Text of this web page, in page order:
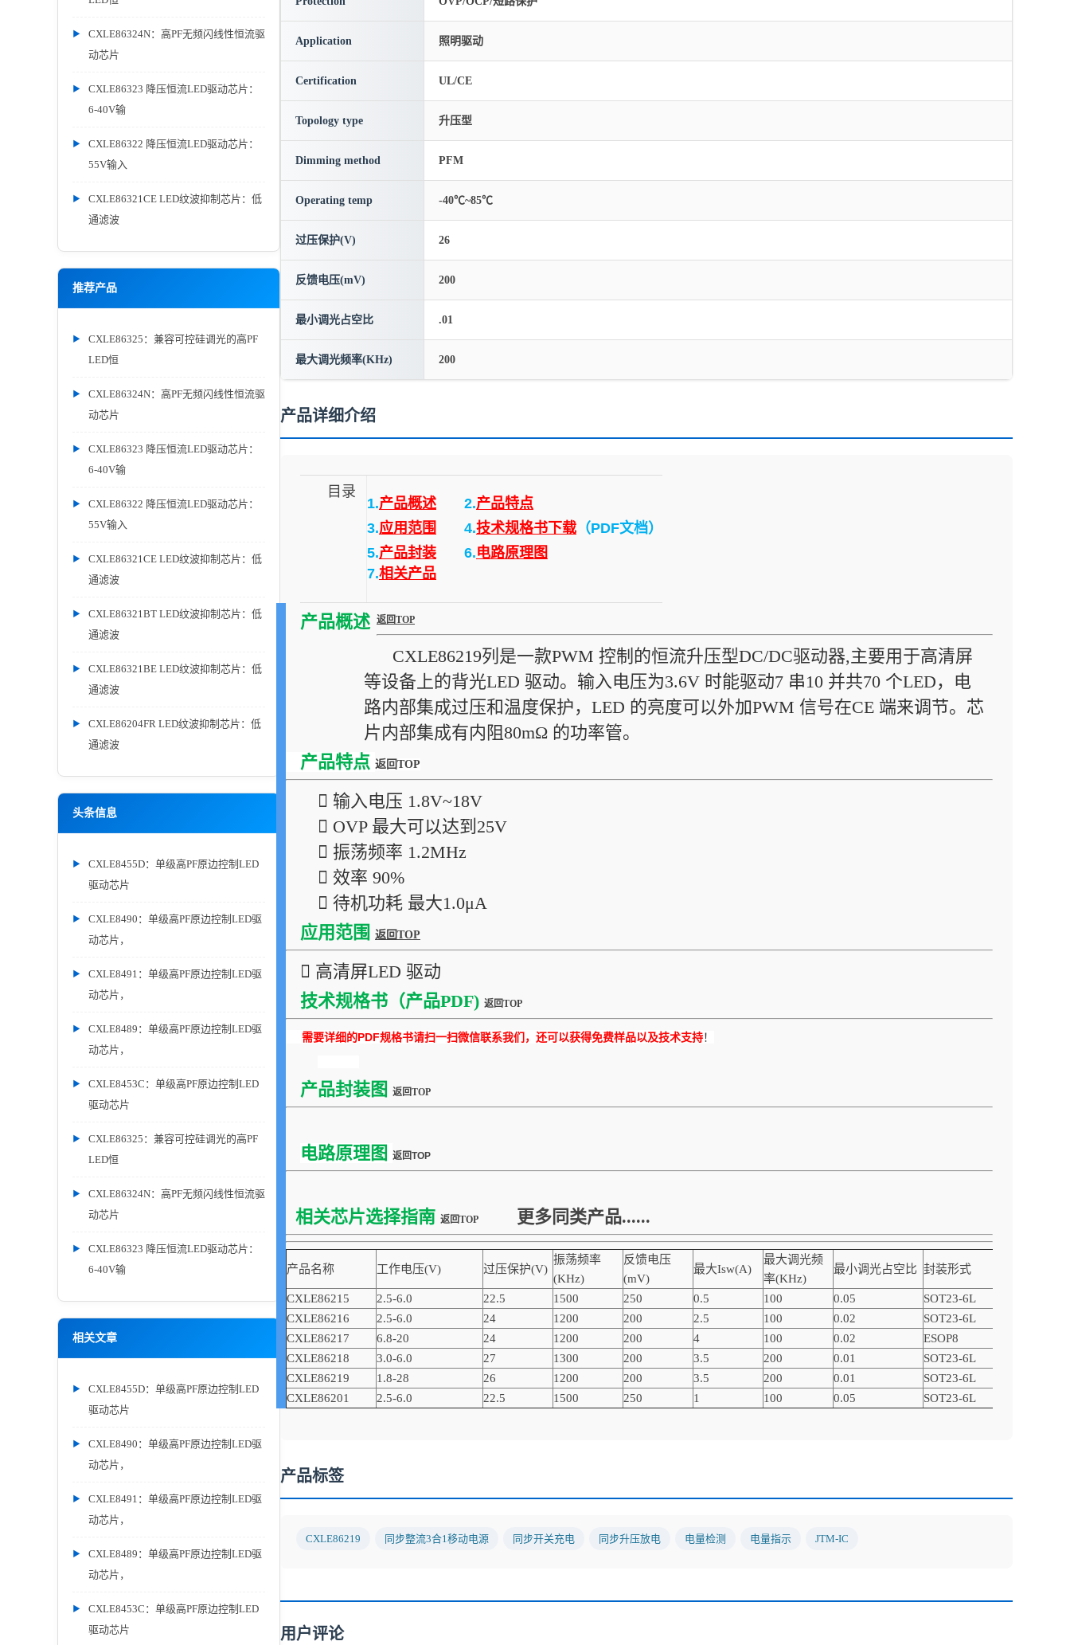
CXLE86324N：高PF无频闪线性恒流驱
动芯片
CXLE86323 降压恒流LED驱动芯片：
6-40V输
CXLE86322 降压恒流LED驱动芯片：
55V输入
CXLE86321CE LED纹波抑制芯片：低
通滤波
推荐产品
CXLE86325：兼容可控硅调光的高PF
LED恒
CXLE86324N：高PF无频闪线性恒流驱
动芯片
CXLE86323 降压恒流LED驱动芯片：
6-40V输
CXLE86322 降压恒流LED驱动芯片：
55V输入
CXLE86321CE LED纹波抑制芯片：低
通滤波
CXLE86321BT LED纹波抑制芯片：低
通滤波
CXLE86321BE LED纹波抑制芯片：低
通滤波
CXLE86204FR LED纹波抑制芯片：低
通滤波
头条信息
CXLE8455D：单级高PF原边控制LED
驱动芯片
CXLE8490：单级高PF原边控制LED驱
动芯片，
CXLE8491：单级高PF原边控制LED驱
动芯片，
CXLE8489：单级高PF原边控制LED驱
动芯片，
CXLE8453C：单级高PF原边控制LED
驱动芯片
CXLE86325：兼容可控硅调光的高PF
LED恒
CXLE86324N：高PF无频闪线性恒流驱
动芯片
CXLE86323 降压恒流LED驱动芯片：
6-40V输
相关文章
CXLE8455D：单级高PF原边控制LED
驱动芯片
CXLE8490：单级高PF原边控制LED驱
动芯片，
CXLE8491：单级高PF原边控制LED驱
动芯片，
CXLE8489：单级高PF原边控制LED驱
动芯片，
CXLE8453C：单级高PF原边控制LED
驱动芯片
Application 照明驱动
Certification UL/CE
Topology type 升压型
Dimming method PFM
Operating temp -40℃~85℃
过压保护(V) 26
反馈电压(mV) 200
最小调光占空比 .01
最大调光频率(KHz) 200
产品详细介绍
目录
1.产品概述 2.产品特点
3.应用范围 4.技术规格书下载 （PDF文档）
5.产品封装 6.电路原理图
7.相关产品
产品概述 返回TOP
CXLE86219列是一款PWM 控制的恒流升压型DC/DC驱动器,主要用于高清屏
等设备上的背光LED 驱动。输入电压为3.6V 时能驱动7 串10 并共70 个LED，电
路内部集成过压和温度保护，LED 的亮度可以外加PWM 信号在CE 端来调节。芯
片内部集成有内阻80mΩ 的功率管。
产品特点 返回TOP
 输入电压 1.8V~18V
 OVP 最大可以达到25V
 振荡频率 1.2MHz
 效率 90%
 待机功耗 最大1.0μA
应用范围 返回TOP
 高清屏LED 驱动
技术规格书（产品PDF) 返回TOP
需要详细的PDF规格书请扫一扫微信联系我们，还可以获得免费样品以及技术支持！
产品封装图 返回TOP
电路原理图 返回TOP
相关芯片选择指南 返回TOP 更多同类产品......
产品名称 工作电压(V) 过压保护(V)
振荡频率
(KHz)
反馈电压
(mV)
最大Isw(A)
最大调光频
率(KHz)
最小调光占空比 封装形式
CXLE86215 2.5-6.0 22.5 1500 250 0.5 100 0.05 SOT23-6L
CXLE86216
2.5-6.0 24 1200 200 2.5 100 0.02 SOT23-6L
CXLE86217
6.8-20 24 1200 200 4 100 0.02 ESOP8
CXLE86218
3.0-6.0 27 1300 200 3.5 200 0.01 SOT23-6L
CXLE86219
1.8-28 26 1200 200 3.5 200 0.01 SOT23-6L
CXLE86201
2.5-6.0 22.5 1500 250 1 100 0.05 SOT23-6L
产品标签
CXLE86219 同步整流3合1移动电源 同步开关充电 同步升压放电 电量检测 电量指示 JTM-IC
用户评论